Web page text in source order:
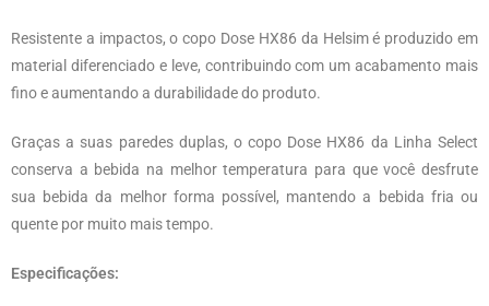
Resistente a impactos, o copo Dose HX86 da Helsim é produzido em
material diferenciado e leve, contribuindo com um acabamento mais
fino e aumentando a durabilidade do produto.
Graças a suas paredes duplas, o copo Dose HX86 da Linha Select
conserva a bebida na melhor temperatura para que você desfrute
sua bebida da melhor forma possível, mantendo a bebida fria ou
quente por muito mais tempo.
Especificações: